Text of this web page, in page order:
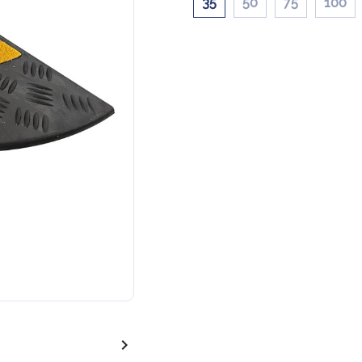

35 50 75 100